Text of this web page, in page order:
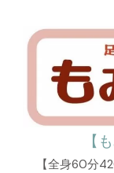
【
【全身60分